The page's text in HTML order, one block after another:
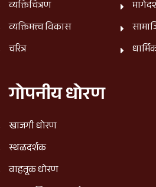
व्यक्तिचित्रण
व्यक्तिमत्त्व विकास
चरित्र
गोपनीय धोरण
खाजगी धोरण
स्थळदर्शक
वाहतूक धोरण